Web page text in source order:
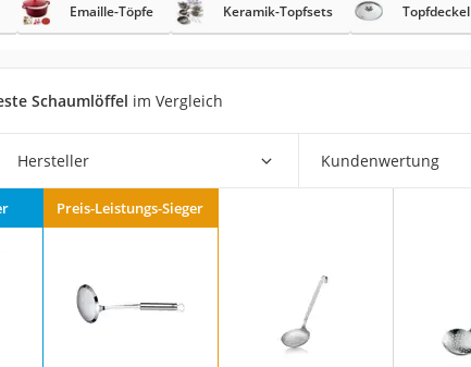
Kondenstrockner
Heißwasserspender
Ecovacs-Saugroboter
Nespresso-Maschine
Messerschärfer
Emaille-Töpfe Keramik-Topfsets Topfdeckel
Schaumlöffel im Vergleich
Hersteller Kundenwertung
Preis-Leistungs-Sieger